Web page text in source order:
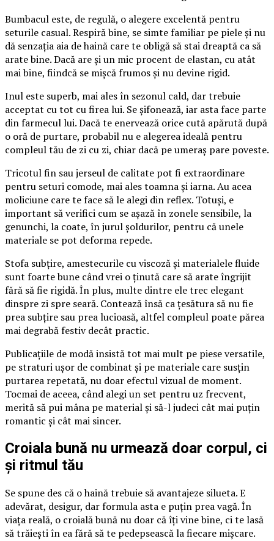
Bumbacul este, de regulă, o alegere excelentă pentru
seturile casual. Respiră bine, se simte familiar pe piele și nu
dă senzația aia de haină care te obligă să stai dreaptă ca să
arate bine. Dacă are și un mic procent de elastan, cu atât
mai bine, fiindcă se mișcă frumos și nu devine rigid.
Inul este superb, mai ales în sezonul cald, dar trebuie
acceptat cu tot cu firea lui. Se șifonează, iar asta face parte
din farmecul lui. Dacă te enervează orice cută apărută după
o oră de purtare, probabil nu e alegerea ideală pentru
compleul tău de zi cu zi, chiar dacă pe umeraș pare poveste.
Tricotul fin sau jerseul de calitate pot fi extraordinare
pentru seturi comode, mai ales toamna și iarna. Au acea
moliciune care te face să le alegi din reflex. Totuși, e
important să verifici cum se așază în zonele sensibile, la
genunchi, la coate, în jurul șoldurilor, pentru că unele
materiale se pot deforma repede.
Stofa subțire, amestecurile cu viscoză și materialele fluide
sunt foarte bune când vrei o ținută care să arate îngrijit
fără să fie rigidă. În plus, multe dintre ele trec elegant
dinspre zi spre seară. Contează însă ca țesătura să nu fie
prea subțire sau prea lucioasă, altfel compleul poate părea
mai degrabă festiv decât practic.
Publicațiile de modă insistă tot mai mult pe piese versatile,
pe straturi ușor de combinat și pe materiale care susțin
purtarea repetată, nu doar efectul vizual de moment.
Tocmai de aceea, când alegi un set pentru uz frecvent,
merită să pui mâna pe material și să-l judeci cât mai puțin
romantic și cât mai sincer.
Croiala bună nu urmează doar corpul, ci
și ritmul tău
Se spune des că o haină trebuie să avantajeze silueta. E
adevărat, desigur, dar formula asta e puțin prea vagă. În
viața reală, o croială bună nu doar că îți vine bine, ci te lasă
să trăiești în ea fără să te pedepsească la fiecare mișcare.